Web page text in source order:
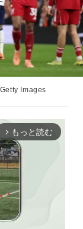
Images
arrow_forward_ios もっと読む